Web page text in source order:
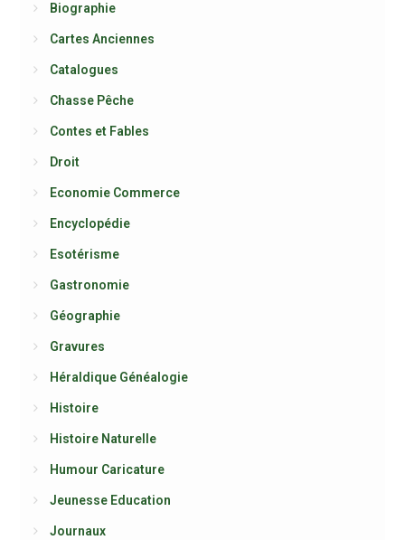
Biographie
Cartes Anciennes
Catalogues
Chasse Pêche
Contes et Fables
Droit
Economie Commerce
Encyclopédie
Esotérisme
Gastronomie
Géographie
Gravures
Héraldique Généalogie
Histoire
Histoire Naturelle
Humour Caricature
Jeunesse Education
Journaux